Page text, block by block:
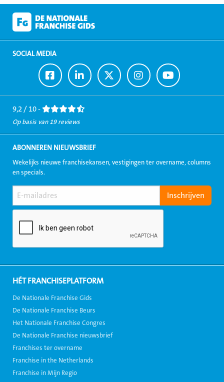
SOCIAL MEDIA
Ga
naar
Facebook
Ga
naar
LinkedIn
Ga
naar
Twitter
Ga
naar
Instagram
Ga
naar
Youtube
9,2 / 10 -
Op basis van 19 reviews
ABONNEREN NIEUWSBRIEF
Wekelijks nieuwe franchisekansen, vestigingen ter overname, columns
en specials.
HÉT FRANCHISEPLATFORM
De Nationale Franchise Gids
De Nationale Franchise Beurs
Het Nationale Franchise Congres
De Nationale Franchise nieuwsbrief
Franchises ter overname
Franchise in the Netherlands
Franchise in Mijn Regio